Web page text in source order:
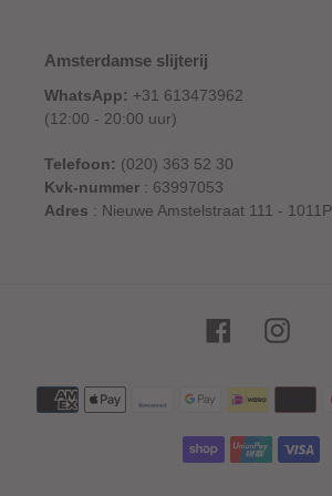
Amsterdamse slijterij
WhatsApp: +31 613473962
(12:00 - 20:00 uur)
Telefoon: (020) 363 52 30
Kvk-nummer : 63997053
Adres : Nieuwe Amstelstraat 111 -
Facebook